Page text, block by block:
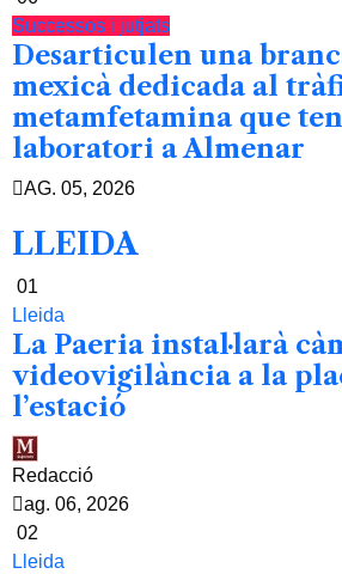
Successos i jutjats
Desarticulen una
mexicà dedicada al
metamfetamina que
laboratori a Almenar
AG. 05, 2026
LLEIDA
01
Lleida
La Paeria instal·larà
videovigilància a la
l’estació
Redacció
ag. 06, 2026
02
Lleida